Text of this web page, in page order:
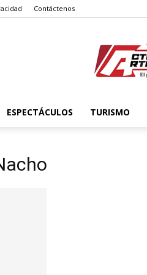
Contáctenos
ESPECTÁCULOS TURISMO